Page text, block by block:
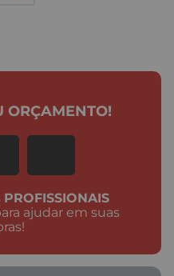
PROFISSIONAIS
ajudar em suas
ORÇAMENTO!